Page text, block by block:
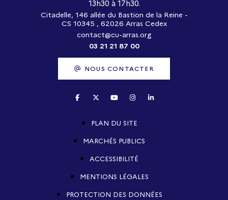
13h30 à 17h30.
Citadelle, 146 allée du Bastion de la Reine -
CS 10345 , 62026 Arras Cedex
contact@cu-arras.org
03 21 21 87 00
NOUS CONTACTER
PLAN DU SITE
MARCHÉS PUBLICS
ACCESSIBILITÉ
MENTIONS LÉGALES
PROTECTION DES DONNÉES